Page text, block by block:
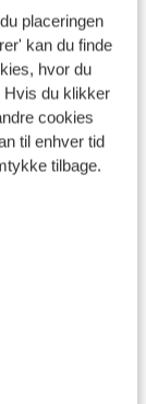
placeringen
kan du finde
hvor du
du klikker
cookies
til enhver tid
tilbage.